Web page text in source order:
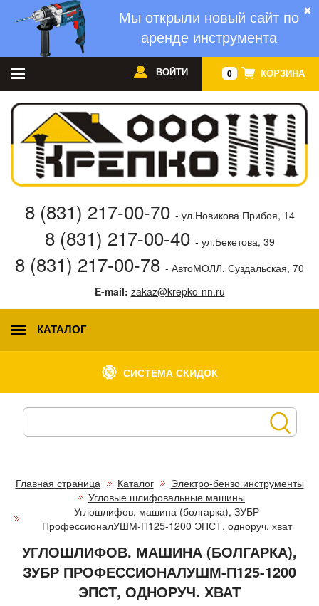
✖
Мы открыли новый сайт по
аренде инструмента
0 КОРЗИНА
ВОЙТИ
8 (831) 217-00-70 - ул.Новикова Прибоя, 14
8 (831) 217-00-40 - ул.Бекетова, 39
8 (831) 217-00-78 - АвтоМОЛЛ, Суздальская, 70
E-mail: zakaz@krepko-nn.ru
КАТАЛОГ
СИСТЕМА СКИДОК
Главная страница Каталог
Электро-бензо инструменты
Угловые шлифовальные машины
Углошлифов. машина (болгарка), ЗУБР
ПрофессионалУШМ-П125-1200 ЭПСТ, одноруч. хват
УГЛОШЛИФОВ. МАШИНА (БОЛГАРКА),
ЗУБР ПРОФЕССИОНАЛУШМ-П125-1200
ЭПСТ, ОДНОРУЧ. ХВАТ